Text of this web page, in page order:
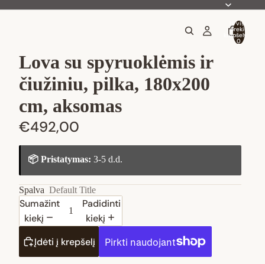
Iš viso
prekių
krepšelyje:
0
Lova su spyruoklėmis ir
čiužiniu, pilka, 180x200
cm, aksomas
€492,00
📦 Pristatymas: 3-5 d.d.
Spalva Default Title
Sumažinti
kiekį
Padidinti
kiekį
Įdėti į krepšelį